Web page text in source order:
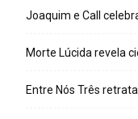
Joaquim e Call
Morte Lúcida revela
Entre Nós Três